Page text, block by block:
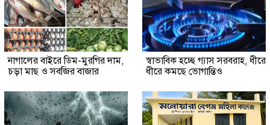
নাগালের বাইরে ডিম-মুরগির দাম,
চড়া মাছ ও সবজির বাজার
স্বাভাবিক হচ্ছে গ্যাস সরবরাহ, ধীরে
ধীরে কমছে ভোগান্তিও